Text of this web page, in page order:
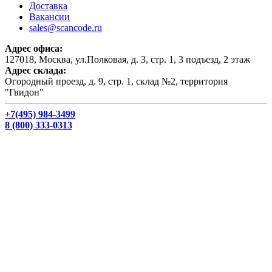
Доставка
Вакансии
sales@scancode.ru
Адрес офиса:
127018, Москва, ул.Полковая, д. 3, стр. 1, 3 подъезд, 2 этаж
Адрес склада:
Огородный проезд, д. 9, стр. 1, склад №2, территория
"Гвидон"
+7(495) 984-3499
8 (800) 333-0313